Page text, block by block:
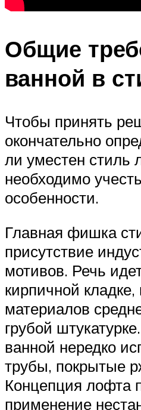
Общие
ванной в
Чтобы принять
окончательно
ли уместен стиль
необходимо
особенности.
Главная фишка
присутствие
мотивов. Речь
кирпичной
материалов
грубой
ванной нередко
трубы, покрытые
Концепция лофта
применение